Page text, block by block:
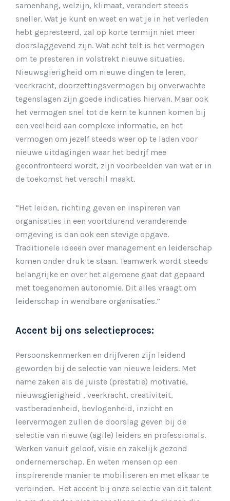
samenhang, welzijn, klimaat, verandert steeds
sneller. Wat je kunt en weet en wat je in het verleden
hebt gepresteerd, zal op korte termijn niet meer
doorslaggevend zijn. Wat echt telt is het vermogen
om te presteren in volstrekt nieuwe situaties.
Nieuwsgierigheid om nieuwe dingen te leren,
veerkracht, doorzettingsvermogen bij onverwachte
tegenslagen zijn goede indicaties hiervan. Maar ook
het vermogen snel tot de kern te kunnen komen bij
een veelheid aan complexe informatie, en het
vermogen om jezelf steeds weer op te laden voor
nieuwe uitdagingen waar het bedrjf mee
geconfronteerd wordt, zijn voorbeelden van wat er in
de toekomst het verschil maakt.
“Het leiden, richting geven en inspireren van
organisaties in een voortdurend veranderende
omgeving is dan ook een stevige opgave.
Traditionele ideeën over management en leiderschap
komen onder druk te staan. Teamwerk wordt steeds
belangrijke en over het algemene gaat dat gepaard
met toegenomen autonomie. Dit alles vraagt om
leiderschap in wendbare organisaties.”
Accent bij ons selectieproces:
Persoonskenmerken en drijfveren zijn leidend
geworden bij de selectie van nieuwe leiders. Met
name zaken als de juiste (prestatie) motivatie,
nieuwsgierigheid , veerkracht, creativiteit,
vastberadenheid, bevlogenheid, inzicht en
leervermogen zullen de doorslag geven bij de
selectie van nieuwe (agile) leiders en professionals.
Werken vanuit geloof, visie en zakelijk gezond
ondernemerschap. En weten mensen op een
inspirerende manier te mobiliseren en met elkaar te
verbinden. Het accent bij onze selectie van dit talent